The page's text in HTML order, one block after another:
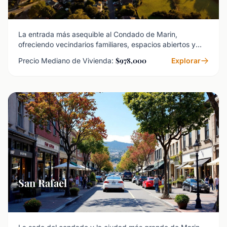
La entrada más asequible al Condado de Marin,
ofreciendo vecindarios familiares, espacios abiertos y
Precio Mediano de Vivienda: $978,000 Explorar
San Rafael